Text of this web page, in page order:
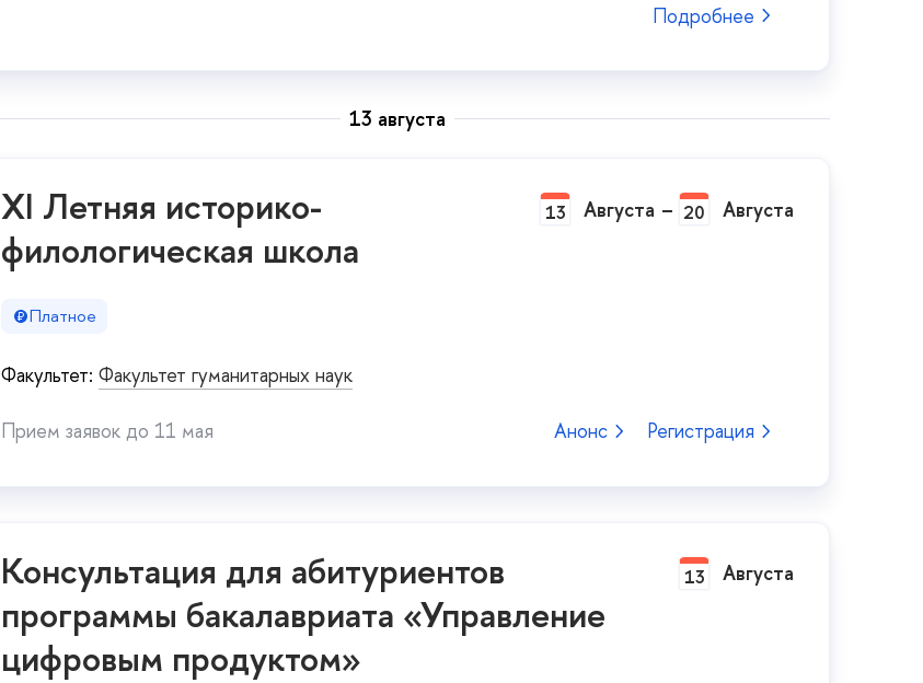
Подробнее
13 августа
XI Летняя историко-
филологическая школа
13 Августа – 20 Августа
Платное
Факультет: Факультет гуманитарных наук
Прием заявок до 11 мая Анонс Регистрация
Консультация для абитуриентов
программы бакалавриата «Управление
цифровым продуктом»
13 Августа